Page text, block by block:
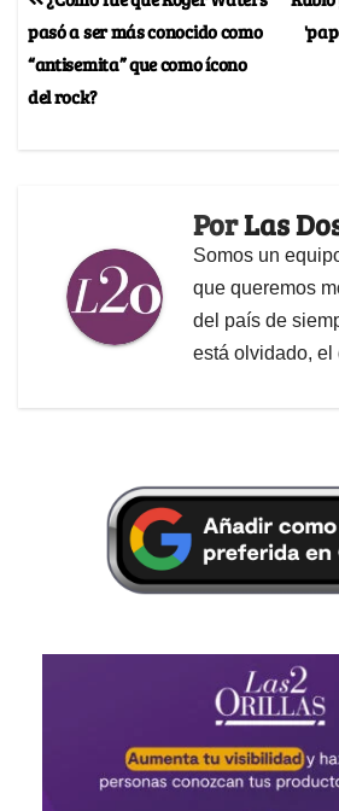
pasó a ser más conocido como
“antisemita” que como ícono
del rock?
PorLas
Somos un
que queremos
del país de
está olvidado, el